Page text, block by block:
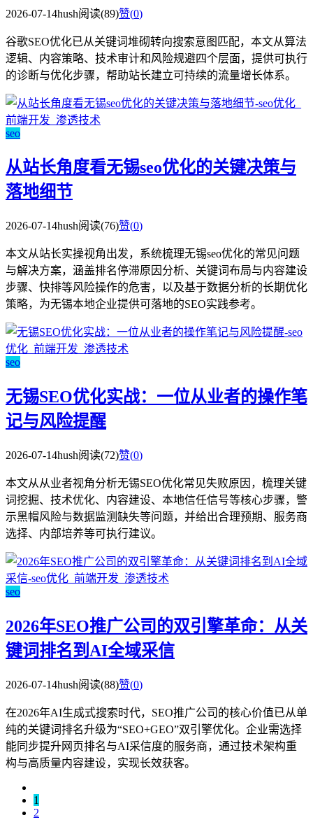
2026-07-14hush阅读(89)赞(0)
谷歌SEO优化已从关键词堆砌转向搜索意图匹配，本文从算法
逻辑、内容策略、技术审计和风险规避四个层面，提供可执行
的诊断与优化步骤，帮助站长建立可持续的流量增长体系。
seo
从站长角度看无锡seo优化的关键决策与
落地细节
2026-07-14hush阅读(76)赞(0)
本文从站长实操视角出发，系统梳理无锡seo优化的常见问题
与解决方案，涵盖排名停滞原因分析、关键词布局与内容建设
步骤、快排等风险操作的危害，以及基于数据分析的长期优化
策略，为无锡本地企业提供可落地的SEO实践参考。
seo
无锡SEO优化实战：一位从业者的操作笔
记与风险提醒
2026-07-14hush阅读(72)赞(0)
本文从从业者视角分析无锡SEO优化常见失败原因，梳理关键
词挖掘、技术优化、内容建设、本地信任信号等核心步骤，警
示黑帽风险与数据监测缺失等问题，并给出合理预期、服务商
选择、内部培养等可执行建议。
seo
2026年SEO推广公司的双引擎革命：从关
键词排名到AI全域采信
2026-07-14hush阅读(88)赞(0)
在2026年AI生成式搜索时代，SEO推广公司的核心价值已从单
纯的关键词排名升级为“SEO+GEO”双引擎优化。企业需选择
能同步提升网页排名与AI采信度的服务商，通过技术架构重
构与高质量内容建设，实现长效获客。
1
2